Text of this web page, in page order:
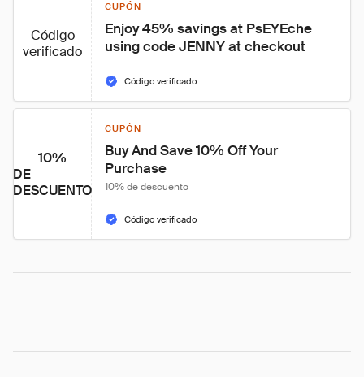
Código
verificado
CUPÓN
Enjoy 45% savings at PsEYEche
using code JENNY at checkout
Código verificado
10%
DE
DESCUENTO
CUPÓN
Buy And Save 10% Off Your
Purchase
10% de descuento
Código verificado